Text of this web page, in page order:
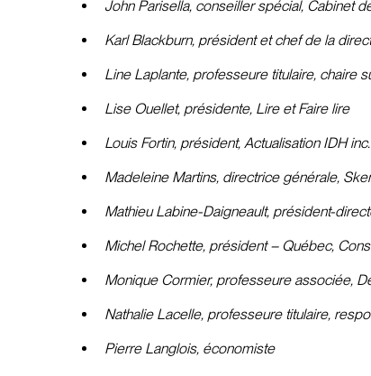
John Parisella, conseiller spécial, Cabinet
Karl Blackburn, président et chef de la
Line Laplante, professeure titulaire, chaire
Lise Ouellet, présidente, Lire et Faire lire
Louis Fortin, président, Actualisation IDH inc.
Madeleine Martins, directrice générale,
Mathieu Labine-Daigneault, président-
Michel Rochette, président – Québec,
Monique Cormier, professeure associée,
Nathalie Lacelle, professeure titulaire,
Pierre Langlois, économiste